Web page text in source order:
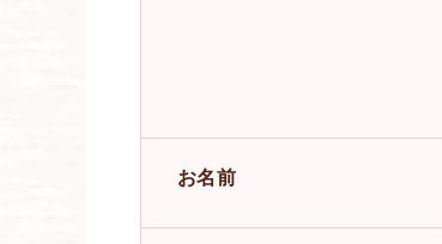
お名前